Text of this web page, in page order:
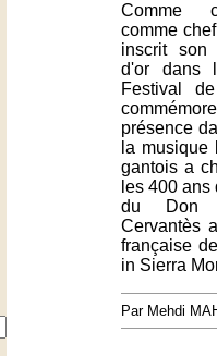
Comme
comme
inscrit son
d'or dans
Festival
présence
la musique
gantois a
les 400
du Don
Cervantès
française
in Sierra
Par Mehdi